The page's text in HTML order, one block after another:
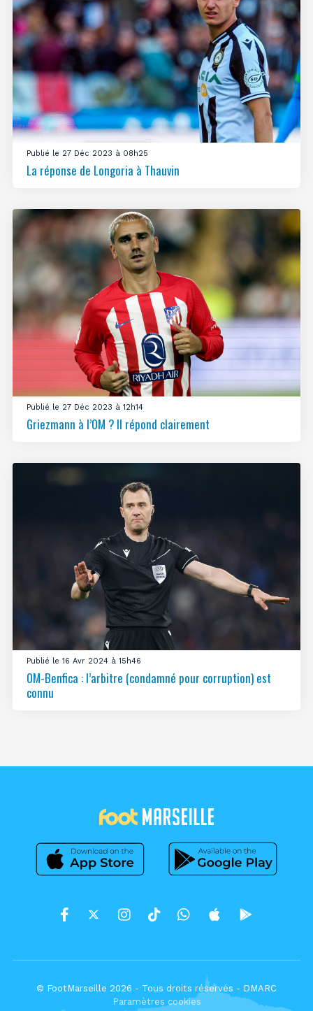
Publié le 27 Déc 2023 à 08h25
La réponse de Longoria à Thauvin
Publié le 27 Déc 2023 à 12h14
Griezmann à l’OM ? Il répond clairement
Publié le 16 Avr 2024 à 15h46
OM-Benfica : l’arbitre (condamné pour corruption) est
connu
© FootMarseille 2026 - Tous droits réservés - DMARC
Paramètres cookies